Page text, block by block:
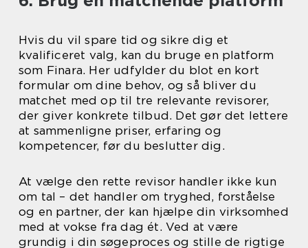
Hvis du vil spare tid og sikre dig et
kvalificeret valg, kan du bruge en platform
som Finara. Her udfylder du blot en kort
formular om dine behov, og så bliver du
matchet med op til tre relevante revisorer,
der giver konkrete tilbud. Det gør det lettere
at sammenligne priser, erfaring og
kompetencer, før du beslutter dig.
At vælge den rette revisor handler ikke kun
om tal – det handler om tryghed, forståelse
og en partner, der kan hjælpe din virksomhed
med at vokse fra dag ét. Ved at være
grundig i din søgeproces og stille de rigtige